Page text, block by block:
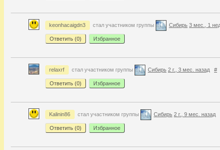
keonhacaigdn3 стал участником группы Сибирь 3 мес., 1
Ответить (0) Избранное
relaxrf стал участником группы Сибирь 2 г., 3 мес. назад #
Ответить (0) Избранное
Kalinin86 стал участником группы Сибирь 2 г., 9 мес. назад
Ответить (0) Избранное